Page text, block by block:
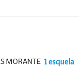
MORANTE 1 esquela